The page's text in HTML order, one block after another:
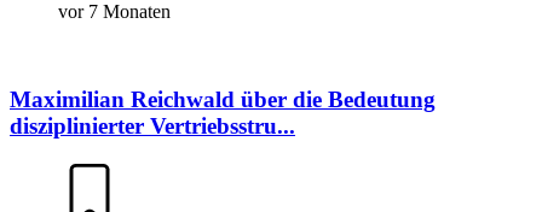
vor 7 Monaten
Maximilian Reichwald über die Bedeutung
disziplinierter Vertriebsstru...